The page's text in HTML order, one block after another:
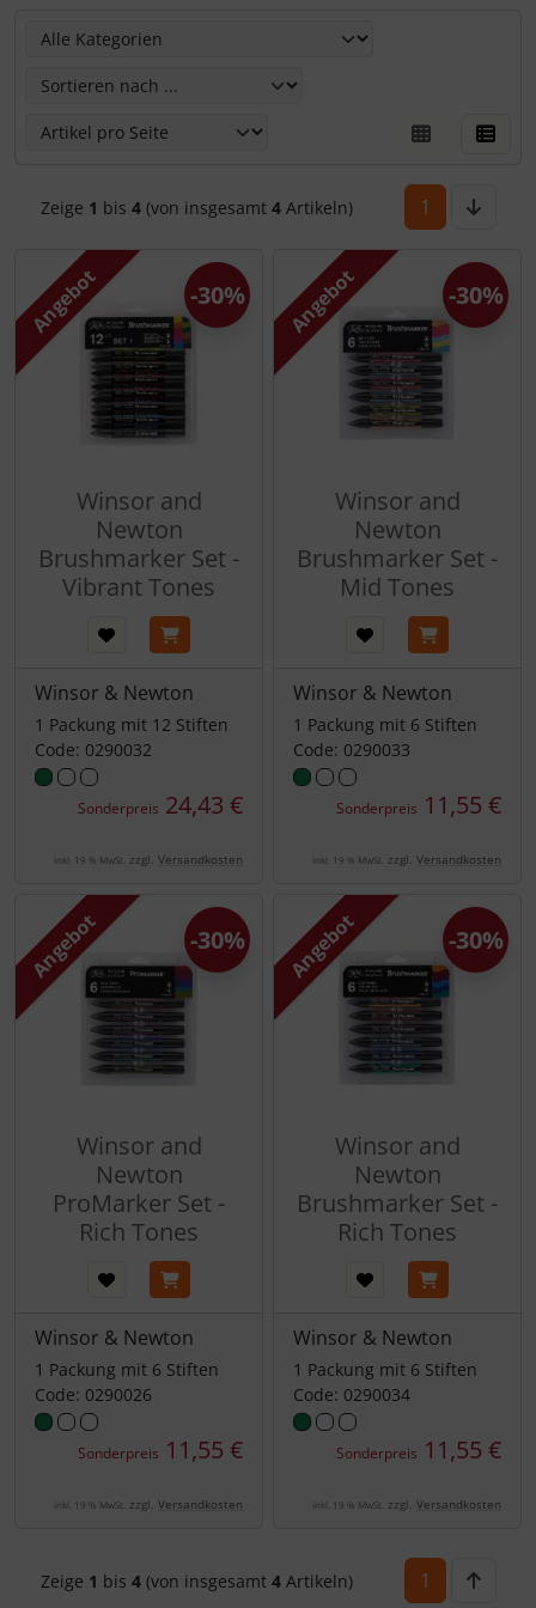
Zeige 1 bis 4(von insgesamt 4Artikeln) 1
Angebot
Winsor and
Newton
Brushmarker Set -
Vibrant Tones
Winsor & Newton
1 Packung mit 12 Stiften
Code: 0290032
Sonderpreis 24,43 €
-30%
inkl. 19 % MwSt. zzgl. Versandkosten
Angebot
Winsor and
Newton
Brushmarker Set -
Mid Tones
Winsor & Newton
1 Packung mit 6 Stiften
Code: 0290033
Sonderpreis 11,55 €
-30%
inkl. 19 % MwSt. zzgl. Versandkosten
Angebot
Winsor and
Newton
ProMarker Set -
Rich Tones
Winsor & Newton
1 Packung mit 6 Stiften
Code: 0290026
Sonderpreis 11,55 €
-30%
inkl. 19 % MwSt. zzgl. Versandkosten
Angebot
Winsor and
Newton
Brushmarker Set -
Rich Tones
Winsor & Newton
1 Packung mit 6 Stiften
Code: 0290034
Sonderpreis 11,55 €
-30%
inkl. 19 % MwSt. zzgl. Versandkosten
Zeige 1 bis 4(von insgesamt 4Artikeln) 1